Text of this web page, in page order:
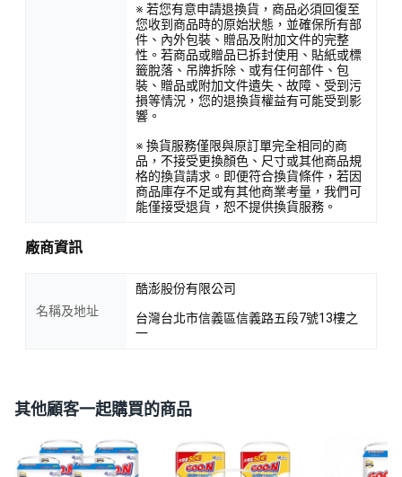
※ 若您有意申請退換貨，商品必須回復至
您收到商品時的原始狀態，並確保所有部
件、內外包裝、贈品及附加文件的完整
性。若商品或贈品已拆封使用、貼紙或標
籤脫落、吊牌拆除、或有任何部件、包
裝、贈品或附加文件遺失、故障、受到污
損等情況，您的退換貨權益有可能受到影
響。
※ 換貨服務僅限與原訂單完全相同的商
品，不接受更換顏色、尺寸或其他商品規
格的換貨請求。即便符合換貨條件，若因
商品庫存不足或有其他商業考量，我們可
能僅接受退貨，恕不提供換貨服務。
廠商資訊
名稱及地址
酷澎股份有限公司
台灣台北市信義區信義路五段7號13樓之
一
其他顧客一起購買的商品